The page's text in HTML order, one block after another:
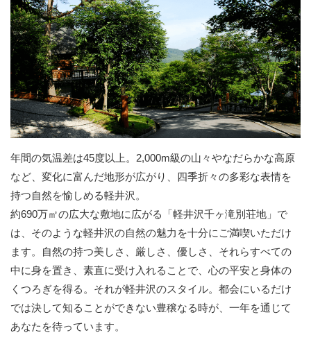
年間の気温差は45度以上。2,000m級の山々やなだらかな高原
など、変化に富んだ地形が広がり、四季折々の多彩な表情を
持つ自然を愉しめる軽井沢。
約690万㎡の広大な敷地に広がる「軽井沢千ヶ滝別荘地」で
は、そのような軽井沢の自然の魅力を十分にご満喫いただけ
ます。自然の持つ美しさ、厳しさ、優しさ、それらすべての
中に身を置き、素直に受け入れることで、心の平安と身体の
くつろぎを得る。それが軽井沢のスタイル。都会にいるだけ
では決して知ることができない豊穣なる時が、一年を通じて
あなたを待っています。